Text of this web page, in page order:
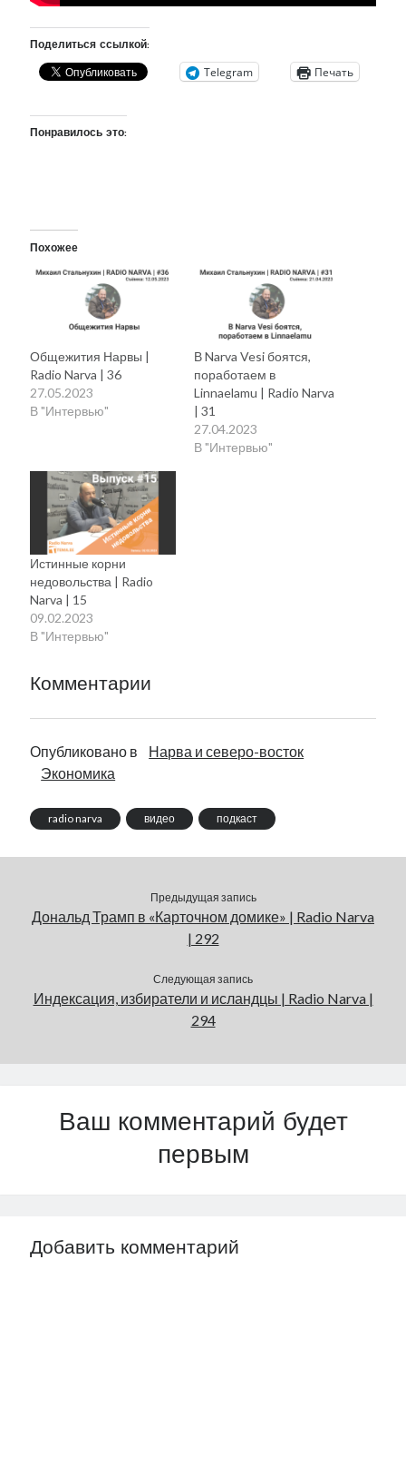
Михаил Стальнухин:
Отзывы и предложения по блогу:
Поделиться ссылкой:
Telegram Печать
Понравилось это:
Похожее
Общежития Нарвы |
Radio Narva | 36
27.05.2023
В "Интервью"
В Narva Vesi боятся,
поработаем в
Linnaelamu | Radio Narva
| 31
27.04.2023
В "Интервью"
Истинные корни
недовольства | Radio
Narva | 15
09.02.2023
В "Интервью"
Комментарии
Опубликовано в
Нарва и северо-восток
Экономика
radio narva видео подкаст
Предыдущая запись
Дональд Трамп в «Карточном домике» | Radio Narva
| 292
Следующая запись
Индексация, избиратели и исландцы | Radio Narva |
294
Ваш комментарий будет
первым
Добавить комментарий